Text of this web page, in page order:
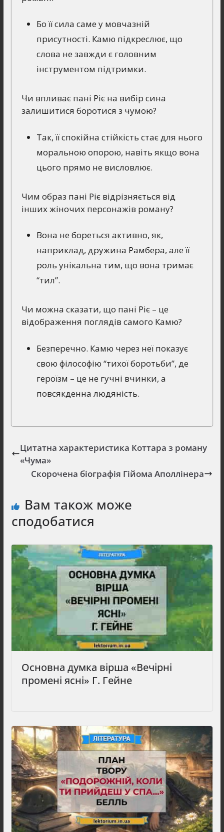
Бо її сила саме у мовчазній
присутності. Камю підкреслює, що
слова не завжди є головним
інструментом підтримки.
Чи впливає пані Ріє на вибір сина
залишитися боротися з чумою?
Так, її спокійна стійкість стає для нього
моральною опорою, навіть якщо вона
цього прямо не висловлює.
Чим образ пані Ріє відрізняється від
інших жіночих персонажів роману?
Вона не бореться активно, як,
наприклад, дружина Рамбера, але її
роль унікальна тим, що вона тримає
“тил”.
Чи можна сказати, що пані Ріє – це
відображення поглядів самого Камю?
Безперечно. Камю через неї показує
свою філософію “тихої боротьби”, де
героїзм – це не гучні вчинки, а
повсякденна людяність.
Цитатна характеристика Коттара з роману
«Чума»
Скорочена біографія Гійома Аполлінера
Вам також може
сподобатися
Основна думка вірша «Вечірні
промені ясні» Г. Гейне